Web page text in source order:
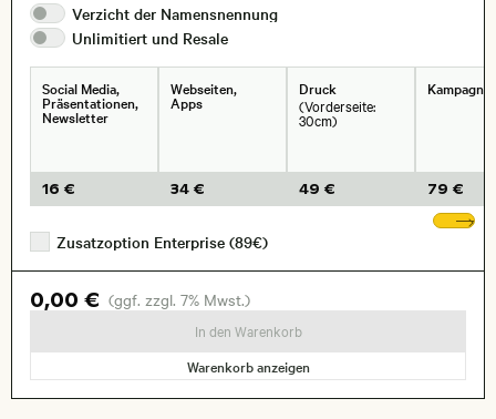
Verzicht der Namensnennung
Unlimitiert und Resale
Social Media,
Präsentationen,
Newsletter
16 €
Webseiten,
Apps
34 €
Druck
(Vorderseite:
30cm)
49 € 79 €
Zusatzoption Enterprise (89€)
0,00 € (ggf. zzgl. 7% Mwst.)
In den Warenkorb
Warenkorb anzeigen